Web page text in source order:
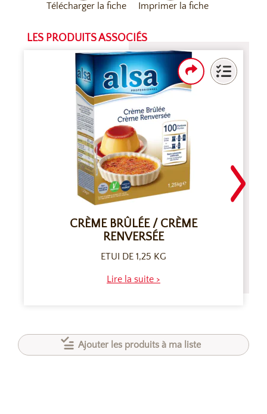
Télécharger la fiche Imprimer la fiche
LES PRODUITS ASSOCIÉS
CRÈME BRÛLÉE / CRÈME
RENVERSÉE
ETUI DE 1,25 KG
Lire la suite >
Ajouter les produits à ma liste